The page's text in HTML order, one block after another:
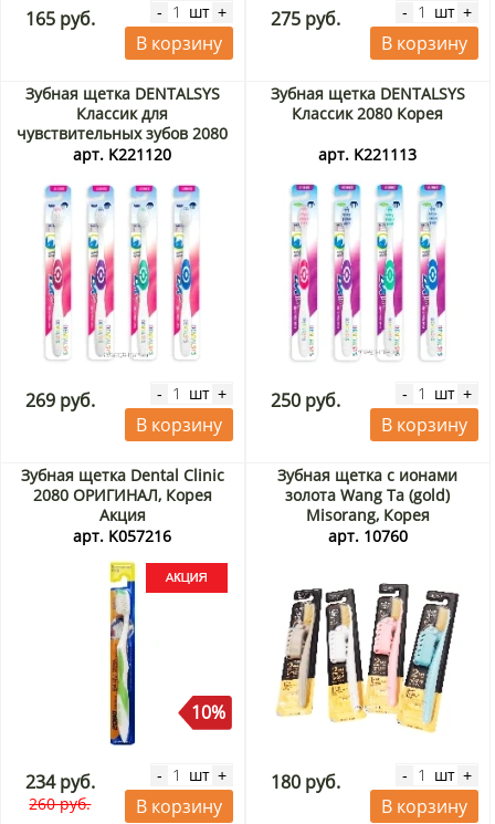
165 руб. - шт +
В корзину
275 руб. - шт +
В корзину
Зубная щетка DENTALSYS
Классик для
чувствительных зубов 2080
Корея
арт. K221120
269 руб. - шт +
В корзину
Зубная щетка DENTALSYS
Классик 2080 Корея
арт. K221113
250 руб. - шт +
В корзину
Зубная щетка Dental Clinic
2080 ОРИГИНАЛ, Корея
Акция
арт. K057216
10%
234 руб.
260 руб.
- шт +
В корзину
Зубная щетка с ионами
золота Wang Ta (gold)
Misorang, Корея
арт. 10760
180 руб. - шт +
В корзину